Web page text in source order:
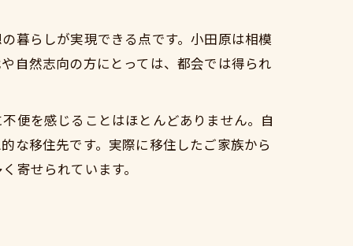
暮らしが実現できる点です。小田原は相模
自然志向の方にとっては、都会では得られ
便を感じることはほとんどありません。自
な移住先です。実際に移住したご家族から
寄せられています。